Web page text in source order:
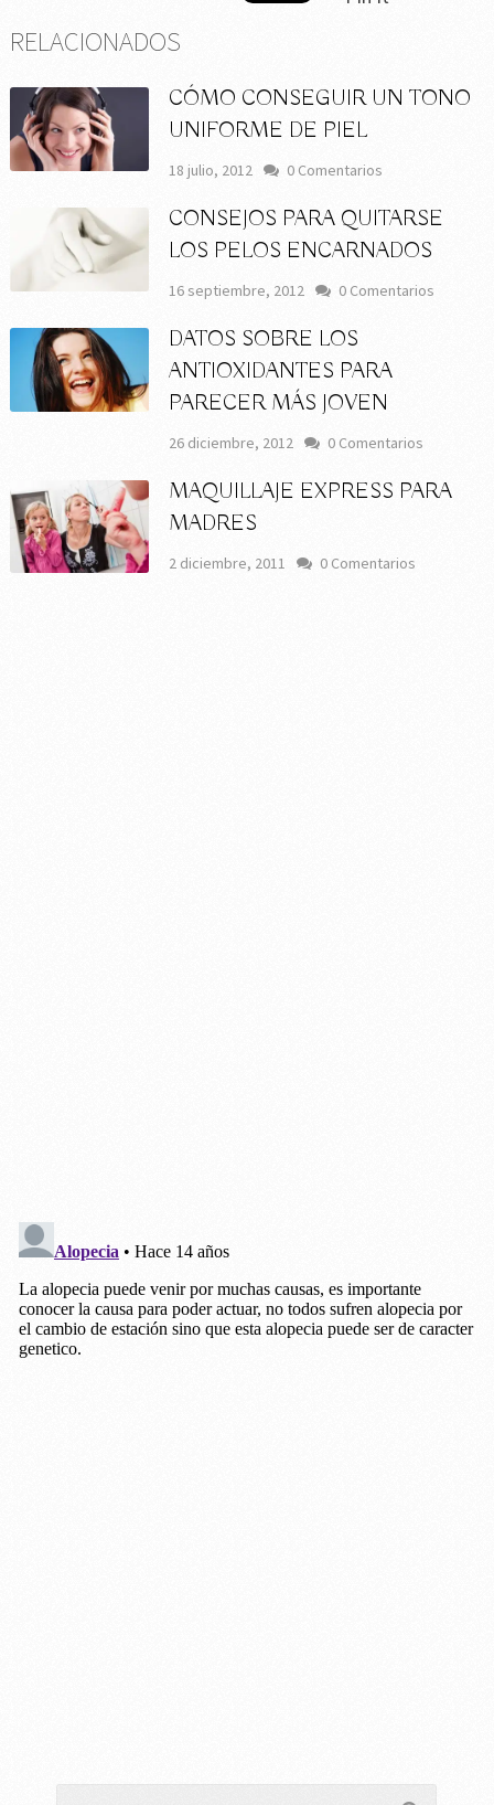
RELACIONADOS
CÓMO CONSEGUIR UN TONO
UNIFORME DE PIEL
18 julio, 2012 0 Comentarios
CONSEJOS PARA QUITARSE
LOS PELOS ENCARNADOS
16 septiembre, 2012 0 Comentarios
DATOS SOBRE LOS
ANTIOXIDANTES PARA
PARECER MÁS JOVEN
26 diciembre, 2012 0 Comentarios
MAQUILLAJE EXPRESS PARA
MADRES
2 diciembre, 2011 0 Comentarios